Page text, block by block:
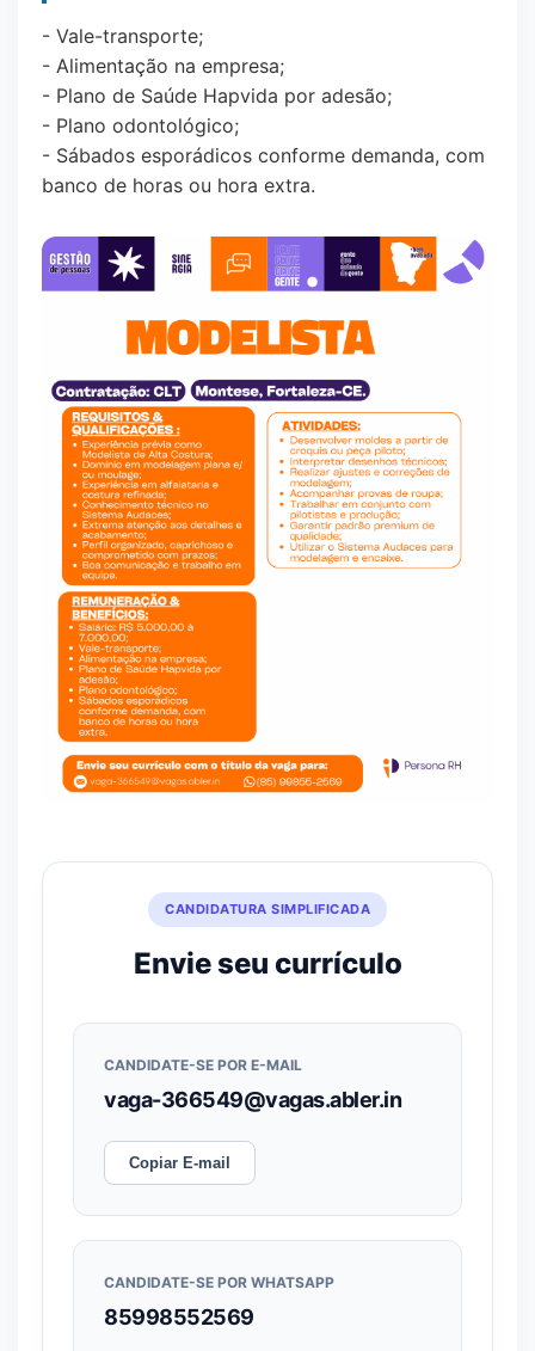
- Vale-transporte;
- Alimentação na empresa;
- Plano de Saúde Hapvida por adesão;
- Plano odontológico;
- Sábados esporádicos conforme demanda, com
banco de horas ou hora extra.
CANDIDATURA SIMPLIFICADA
Envie seu currículo
CANDIDATE-SE POR E-MAIL
vaga-366549@vagas.abler.in
Copiar E-mail
CANDIDATE-SE POR WHATSAPP
85998552569